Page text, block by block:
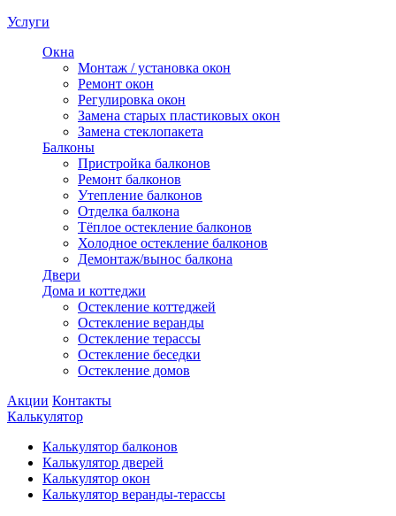
Услуги
Окна
Монтаж / установка окон
Ремонт окон
Регулировка окон
Замена старых пластиковых окон
Замена стеклопакета
Балконы
Пристройка балконов
Ремонт балконов
Утепление балконов
Отделка балкона
Тёплое остекление балконов
Холодное остекление балконов
Демонтаж/вынос балкона
Двери
Дома и коттеджи
Остекление коттеджей
Остекление веранды
Остекление терассы
Остекление беседки
Остекление домов
Акции Контакты
Калькулятор
Калькулятор балконов
Калькулятор дверей
Калькулятор окон
Калькулятор веранды-терассы